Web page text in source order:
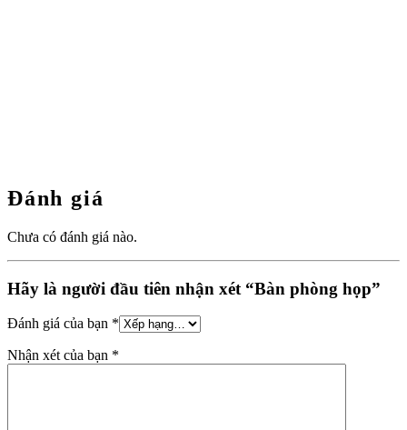
Đánh giá
Chưa có đánh giá nào.
Hãy là người đầu tiên nhận xét “Bàn phòng họp”
Đánh giá của bạn *
Nhận xét của bạn *